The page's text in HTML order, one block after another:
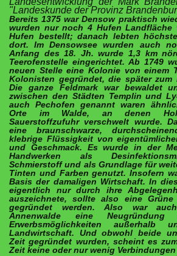
"Landeskunde der Provinz
Bereits 1375 war Densow praktisch
wurden nur noch 4 Hufen Landfläche
Hufen bestellt; danach lebten
dort. Im Densowsee wurden auch
Anfang des 18. Jh. wurde 1,3 km
Teerofenstelle eingerichtet. Ab 1749
neuen Stelle eine Kolonie von einem
Kolonisten gegründet, die später zum
Die ganze Feldmark war bewaldet
zwischen den Städten Templin und
auch Pechofen genannt waren
Orte im Walde, an denen
Sauerstoffzufuhr verschwelt wurde.
eine braunschwarze,
klebrige Flüssigkeit von
und Geschmack. Es wurde in der
Handwerken als
Schmierstoff und als Grundlage für
Tinten und Farben genutzt. Insofern
Basis der damaligen Wirtschaft. In
eigentlich nur durch ihre
auszeichnete, sollte also eine Grüne
gegründet werden.
Also war
Annenwalde eine
Erwerbsmöglichkeiten außerhalb
Landwirtschaft.
Und obwohl beide
Zeit gegründet wurden, scheint es
Zeit keine oder nur wenig